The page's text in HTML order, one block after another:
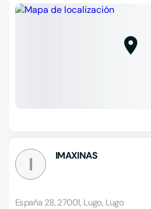
I IMAXINAS
España 28, 27001, Lugo, Lugo